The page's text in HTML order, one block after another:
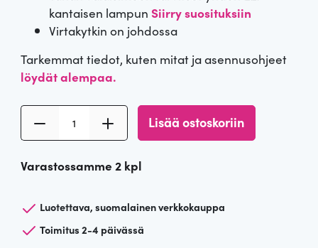
n
h
i
n
a
t
a
o
n
3
kantaisen lampun Siirry suosituksiin
Virtakytkin on johdossa
Tarkemmat tiedot, kuten mitat ja asennusohjeet
löydät alempaa.
n
v
l
Lisää ostoskoriin
Varastossamme 2 kpl
Luotettava, suomalainen verkkokauppa
Toimitus 2-4 päivässä